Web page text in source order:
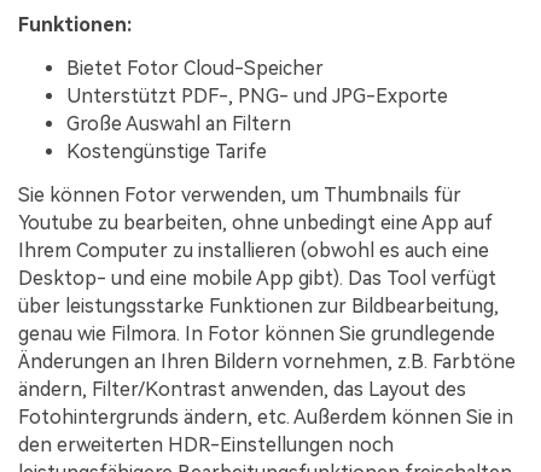
Funktionen:
Bietet Fotor Cloud-Speicher
Unterstützt PDF-, PNG- und JPG-Exporte
Große Auswahl an Filtern
Kostengünstige Tarife
Sie können Fotor verwenden, um Thumbnails für
Youtube zu bearbeiten, ohne unbedingt eine App auf
Ihrem Computer zu installieren (obwohl es auch eine
Desktop- und eine mobile App gibt). Das Tool verfügt
über leistungsstarke Funktionen zur Bildbearbeitung,
genau wie Filmora. In Fotor können Sie grundlegende
Änderungen an Ihren Bildern vornehmen, z.B. Farbtöne
ändern, Filter/Kontrast anwenden, das Layout des
Fotohintergrunds ändern, etc. Außerdem können Sie in
den erweiterten HDR-Einstellungen noch